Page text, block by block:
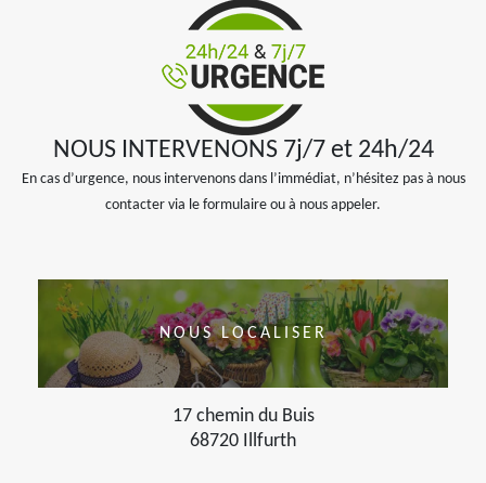
NOUS INTERVENONS 7j/7 et 24h/24
En cas d’urgence, nous intervenons dans l’immédiat, n’hésitez pas à nous
contacter via le formulaire ou à nous appeler.
NOUS LOCALISER
17 chemin du Buis
68720 Illfurth